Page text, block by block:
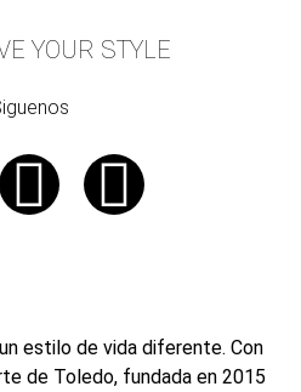
YOUR STYLE
estilo de vida diferente. Con
de Toledo, fundada en 2015